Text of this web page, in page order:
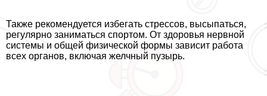
Также рекомендуется избегать стрессов, высыпаться,
регулярно заниматься спортом. От здоровья нервной
системы и общей физической формы зависит работа
всех органов, включая желчный пузырь.